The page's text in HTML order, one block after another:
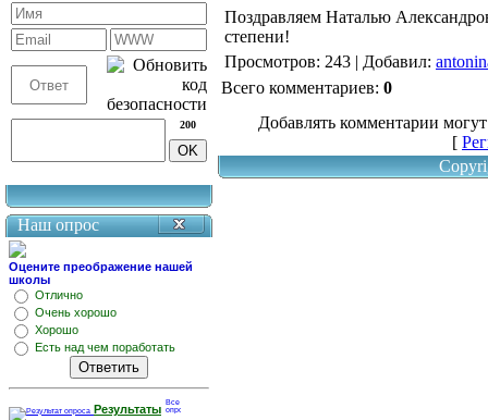
200
Наш опрос
Оцените преображение нашей
школы
Отлично
Очень хорошо
Хорошо
Есть над чем поработать
Результаты
Поздравляем Наталью
степени!
Просмотров: 243 | Добавил:
Всего комментариев: 0
Добавлять комментарии
[